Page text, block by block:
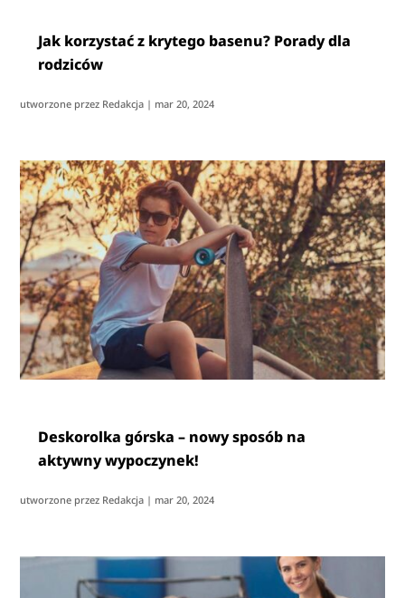
Jak korzystać z krytego basenu? Porady dla
rodziców
utworzone przez Redakcja | mar 20, 2024
Deskorolka górska – nowy sposób na
aktywny wypoczynek!
utworzone przez Redakcja | mar 20, 2024